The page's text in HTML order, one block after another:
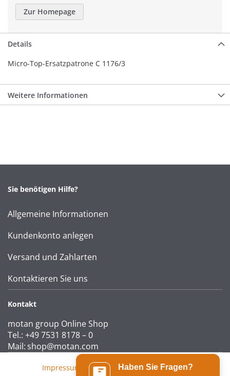
Haben Sie Fragen?
Zur Homepage
Details
Micro-Top-Ersatzpatrone C 1176/3
Weitere Informationen
Sie benötigen Hilfe?
Allgemeine Informationen
Kundenkonto anlegen
Versand und Zahlarten
Kontaktieren Sie uns
Kontakt
motan group Online Shop
Tel.: +49 7531 8178 – 0
Mail: shop@motan.com
Impressum |AGB| Datenschutzerklärung